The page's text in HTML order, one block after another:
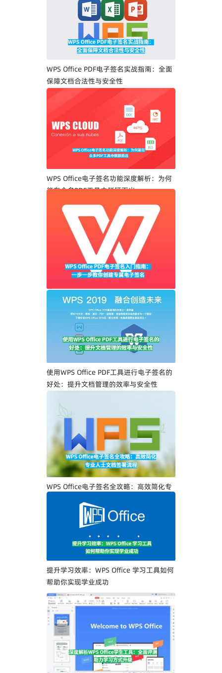
WPS Office PDF电子签名实战指南：全面
保障文档合法性与安全性
WPS Office电子签名功能深度解析：为何
能在众多PDF工具中脱颖而出
WPS Office PDF电子签名入门指南：一步
一步教你创建专属电子签名
使用WPS Office PDF工具进行电子签名的
好处：提升文档管理的效率与安全性
WPS Office电子签名全攻略：高效简化专
提升学习效率：WPS Office 学习工具如何
帮助你实现学业成功